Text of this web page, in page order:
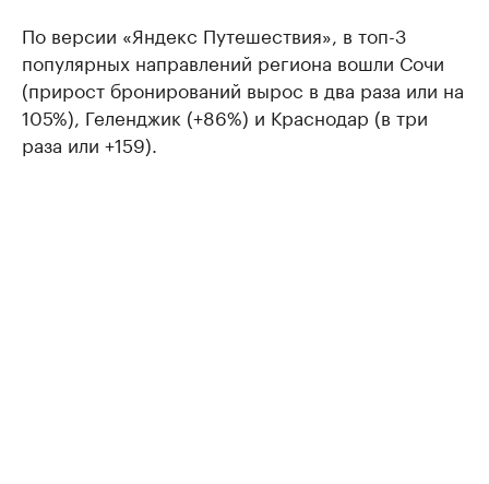
По версии «Яндекс Путешествия», в топ-3
популярных направлений региона вошли Сочи
(прирост бронирований вырос в два раза или на
105%), Геленджик (+86%) и Краснодар (в три
раза или +159).